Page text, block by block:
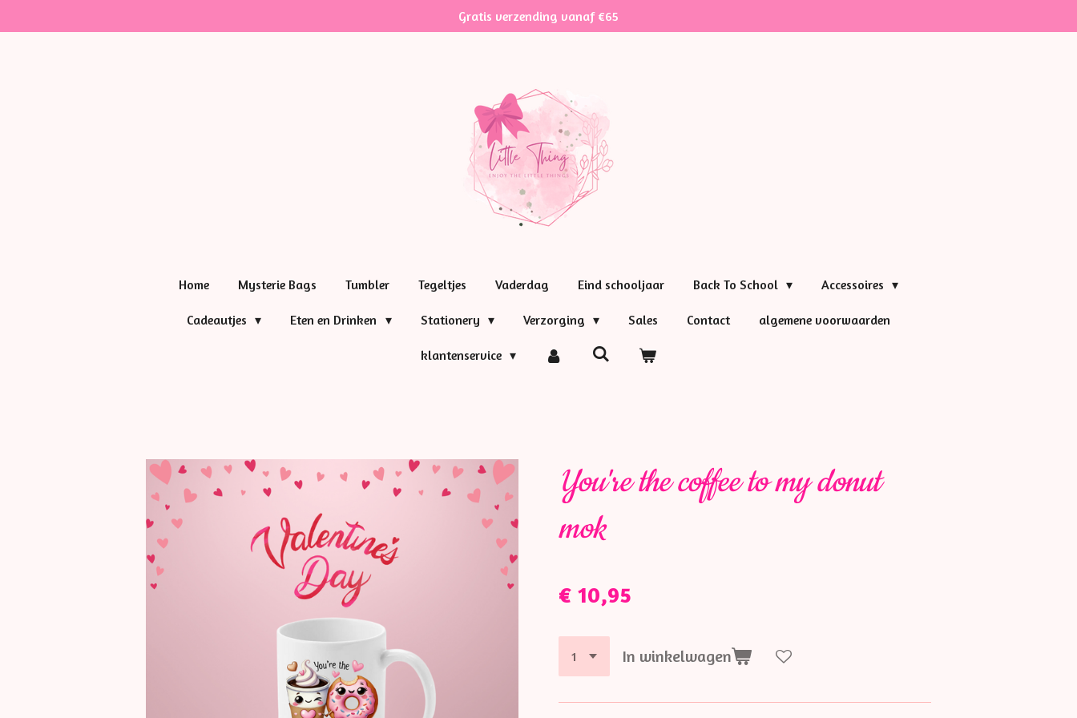
direct
Gratis verzending vanaf €65
Home Mysterie Bags Tumbler Tegeltjes Vaderdag Eind schooljaar Back To School Accessoires
Cadeautjes Eten en Drinken Stationery Verzorging Sales Contact algemene voorwaarden
klantenservice
You're the coffee to my donut
mok
€ 10,95
In winkelwagen